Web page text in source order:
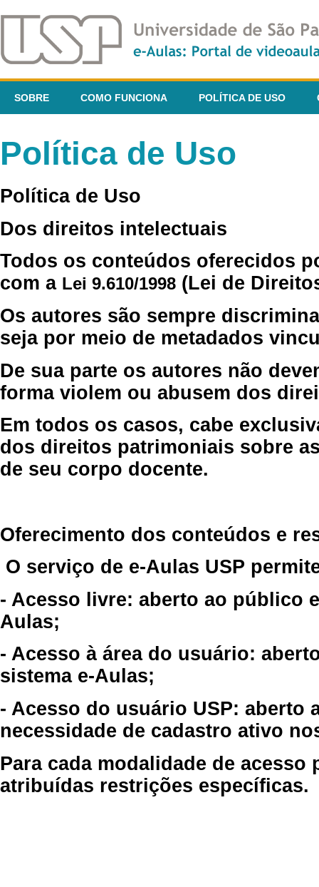
SOBRE COMO FUNCIONA POLÍTICA DE USO
Política de Uso
Política de Uso
Dos direitos intelectuais
Todos os conteúdos oferecidos
com a Lei 9.610/1998 (Lei de
Os autores são sempre
seja por meio de metadados
De sua parte os autores não
forma violem ou abusem dos
Em todos os casos, cabe
dos direitos patrimoniais sobre
de seu corpo docente.
Oferecimento dos conteúdos e
O serviço de e-Aulas USP
- Acesso livre: aberto ao público
Aulas;
- Acesso à área do usuário:
sistema e-Aulas;
- Acesso do usuário USP: aberto
necessidade de cadastro ativo
Para cada modalidade de
atribuídas restrições específicas.